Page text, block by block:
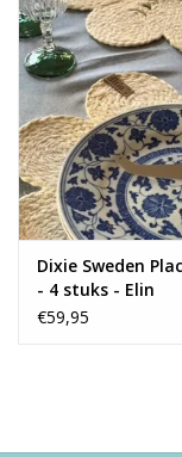
NIEUW!
Sale!
Kleuren
Dixie Sweden
- 4 stuks - Elin
Anemone
€59,95